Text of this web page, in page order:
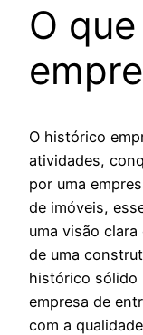
O
O histórico
atividades,
por uma
de imóveis,
uma visão
de uma
histórico sólido
empresa de
com a